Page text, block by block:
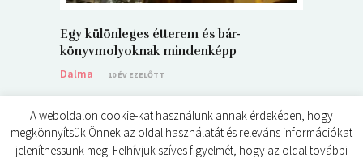
Egy különleges étterem és bár-
könyvmolyoknak mindenképp
Dalma
10 ÉV EZELŐTT
A weboldalon cookie-kat használunk annak érdekében, hogy
megkönnyítsük Önnek az oldal használatát és releváns információkat
jeleníthessünk meg. Felhívjuk szíves figyelmét, hogy az oldal további